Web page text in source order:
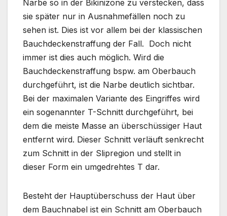
Narbe so in der Bikinizone zu verstecken, dass
sie später nur in Ausnahmefällen noch zu
sehen ist. Dies ist vor allem bei der klassischen
Bauchdeckenstraffung der Fall. Doch nicht
immer ist dies auch möglich. Wird die
Bauchdeckenstraffung bspw. am Oberbauch
durchgeführt, ist die Narbe deutlich sichtbar.
Bei der maximalen Variante des Eingriffes wird
ein sogenannter T-Schnitt durchgeführt, bei
dem die meiste Masse an überschüssiger Haut
entfernt wird. Dieser Schnitt verläuft senkrecht
zum Schnitt in der Slipregion und stellt in
dieser Form ein umgedrehtes T dar.
Besteht der Hauptüberschuss der Haut über
dem Bauchnabel ist ein Schnitt am Oberbauch